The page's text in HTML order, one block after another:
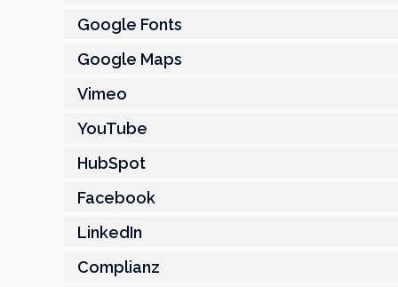
Google Fonts
Google Maps
Vimeo
YouTube
HubSpot
Facebook
LinkedIn
Complianz